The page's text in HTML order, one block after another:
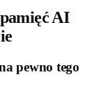
AI
pewno tego